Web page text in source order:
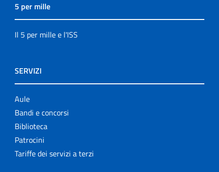
5 per mille
Il 5 per mille e l'ISS
SERVIZI
Aule
Bandi e concorsi
Biblioteca
Patrocini
Tariffe dei servizi a terzi